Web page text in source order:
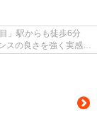
」駅からも徒歩6分
スの良さを強く実感で